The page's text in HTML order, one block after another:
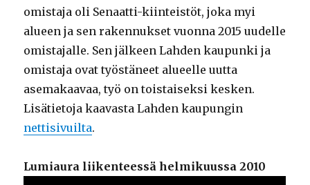
omistaja oli Senaatti-kiinteistöt, joka myi
alueen ja sen rakennukset vuonna 2015 uudelle
omistajalle. Sen jälkeen Lahden kaupunki ja
omistaja ovat työstäneet alueelle uutta
asemakaavaa, työ on toistaiseksi kesken.
Lisätietoja kaavasta Lahden kaupungin
nettisivuilta.
Lumiaura liikenteessä helmikuussa 2010